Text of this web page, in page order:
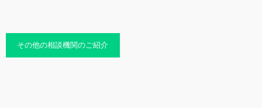
その他の相談機関のご紹介